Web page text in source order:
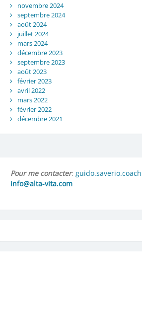
novembre 2024
septembre 2024
août 2024
juillet 2024
mars 2024
décembre 2023
septembre 2023
août 2023
février 2023
avril 2022
mars 2022
février 2022
décembre 2021
Pour me contacter:
info@alta-vita.com